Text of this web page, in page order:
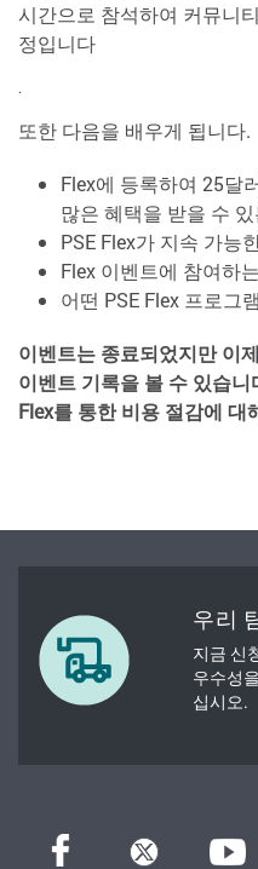
시간으로 참석하여 커뮤니
정입니다
.
또한 다음을 배우게 됩니다.
Flex에 등록하여 25달
많은 혜택을 받을 수
PSE Flex가 지속 가능
Flex 이벤트에 참여하
어떤 PSE Flex 프로그
이벤트는 종료되었지만 이제
이벤트 기록을 볼 수 있습니
Flex를 통한 비용 절감에 대
우리
지금 신
우수성
십시오.